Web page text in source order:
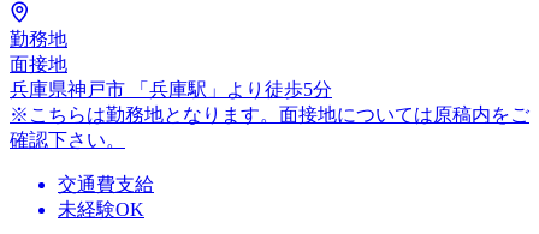
勤務地
面接地
兵庫県神戸市 「兵庫駅」より徒歩5分
※こちらは勤務地となります。面接地については原稿内をご
確認下さい。
交通費支給
未経験OK